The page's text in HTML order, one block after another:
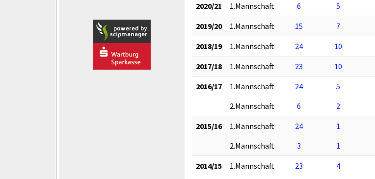
2020/21 1.Mannschaft 6 5
2019/20 1.Mannschaft 15 7
2018/19 1.Mannschaft 24 10
2017/18 1.Mannschaft 23 10
2016/17 1.Mannschaft 24 5
2.Mannschaft
6 2
2015/16 1.Mannschaft 24 1
2.Mannschaft
3 1
2014/15 1.Mannschaft 23 4